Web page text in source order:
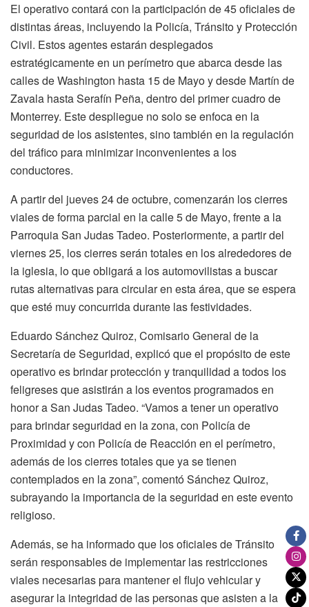
El operativo contará con la participación de 45 oficiales de
distintas áreas, incluyendo la Policía, Tránsito y Protección
Civil. Estos agentes estarán desplegados
estratégicamente en un perímetro que abarca desde las
calles de Washington hasta 15 de Mayo y desde Martín de
Zavala hasta Serafín Peña, dentro del primer cuadro de
Monterrey. Este despliegue no solo se enfoca en la
seguridad de los asistentes, sino también en la regulación
del tráfico para minimizar inconvenientes a los
conductores.
A partir del jueves 24 de octubre, comenzarán los cierres
viales de forma parcial en la calle 5 de Mayo, frente a la
Parroquia San Judas Tadeo. Posteriormente, a partir del
viernes 25, los cierres serán totales en los alrededores de
la iglesia, lo que obligará a los automovilistas a buscar
rutas alternativas para circular en esta área, que se espera
que esté muy concurrida durante las festividades.
Eduardo Sánchez Quiroz, Comisario General de la
Secretaría de Seguridad, explicó que el propósito de este
operativo es brindar protección y tranquilidad a todos los
feligreses que asistirán a los eventos programados en
honor a San Judas Tadeo. “Vamos a tener un operativo
para brindar seguridad en la zona, con Policía de
Proximidad y con Policía de Reacción en el perímetro,
además de los cierres totales que ya se tienen
contemplados en la zona”, comentó Sánchez Quiroz,
subrayando la importancia de la seguridad en este evento
religioso.
Además, se ha informado que los oficiales de Tránsito
serán responsables de implementar las restricciones
viales necesarias para mantener el flujo vehicular y
asegurar la integridad de las personas que asisten a la